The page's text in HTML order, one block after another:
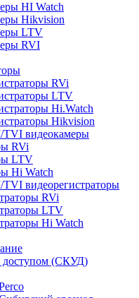
HI Watch
Hikvision
LTV
RVI
RVi
LTV
Hi.Watch
Hikvision
видеокамеры
RVi
LTV
Hi Watch
видеорегистраторы
RVi
LTV
Hi Watch
доступом (СКУД)